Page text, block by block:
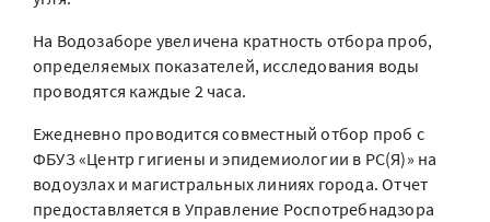
На Водозаборе увеличена кратность отбора проб,
определяемых показателей, исследования воды
проводятся каждые 2 часа.
Ежедневно проводится совместный отбор проб с
ФБУЗ «Центр гигиены и эпидемиологии в РС(Я)» на
водоузлах и магистральных линиях города. Отчет
предоставляется в Управление Роспотребнадзора